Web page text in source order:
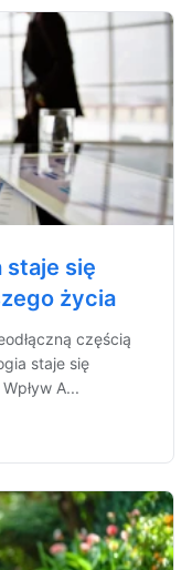
staje się
życia
częścią
staje się
A...